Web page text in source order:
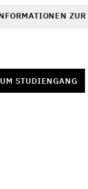
ZUR
STUDIENGANG